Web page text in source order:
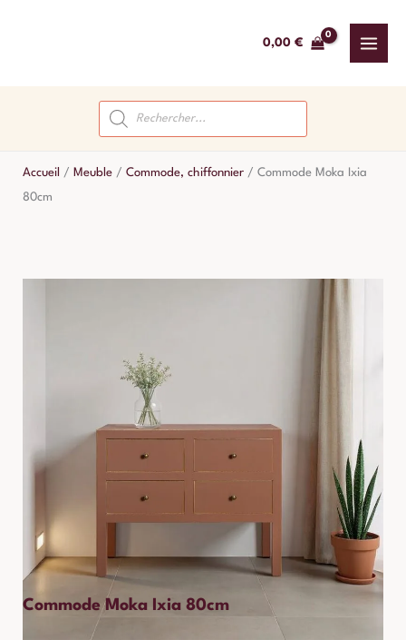
0,00 €
Recherche
de
produits
Accueil / Meuble / Commode, chiffonnier / Commode Moka Ixia
80cm
Commode Moka Ixia 80cm